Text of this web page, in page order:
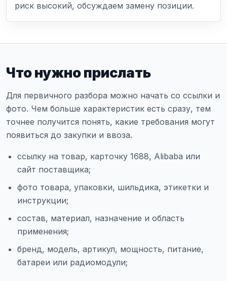
риск высокий, обсуждаем замену позиции.
Что нужно прислать
Для первичного разбора можно начать со ссылки и
фото. Чем больше характеристик есть сразу, тем
точнее получится понять, какие требования могут
появиться до закупки и ввоза.
ссылку на товар, карточку 1688, Alibaba или
сайт поставщика;
фото товара, упаковки, шильдика, этикетки и
инструкции;
состав, материал, назначение и область
применения;
бренд, модель, артикул, мощность, питание,
батареи или радиомодули;